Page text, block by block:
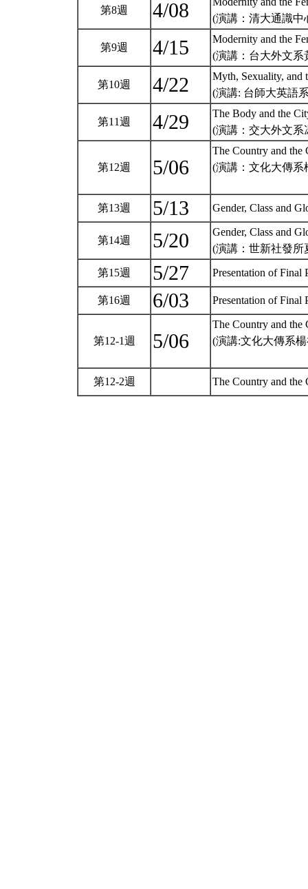
第8週 4/08
(演講：清大通識
第9週 4/15
Modernity and the
(演講：台大外文
第10週 4/22
Myth, Sexuality, and
(演講: 台師大英語
第11週 4/29
The Body and the
(演講：交大外文
第12週 5/06
The Country and the
(演講：文化大傳
第13週 5/13 Gender, Class and
第14週 5/20
Gender, Class and
(演講：世新社發
第15週 5/27 Presentation of Final
第16週 6/03 Presentation of Final
第12-1週 5/06
The Country and the
(演講:文化大傳系
第12-2週 The Country and